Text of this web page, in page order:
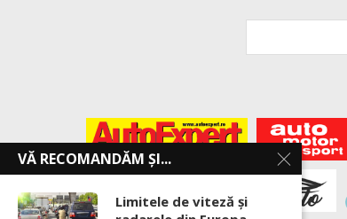
VĂ RECOMANDĂM ȘI...
Limitele de viteză și